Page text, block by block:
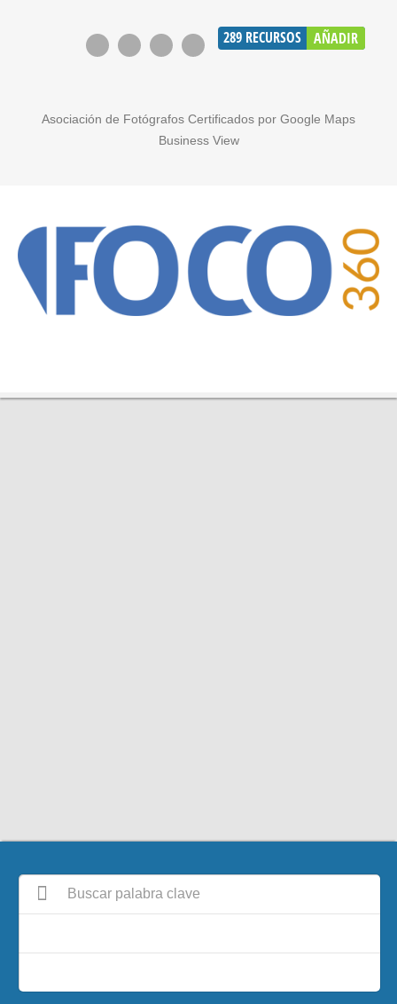
289 RECURSOS AÑADIR
Asociación de Fotógrafos Certificados por Google Maps
Business View